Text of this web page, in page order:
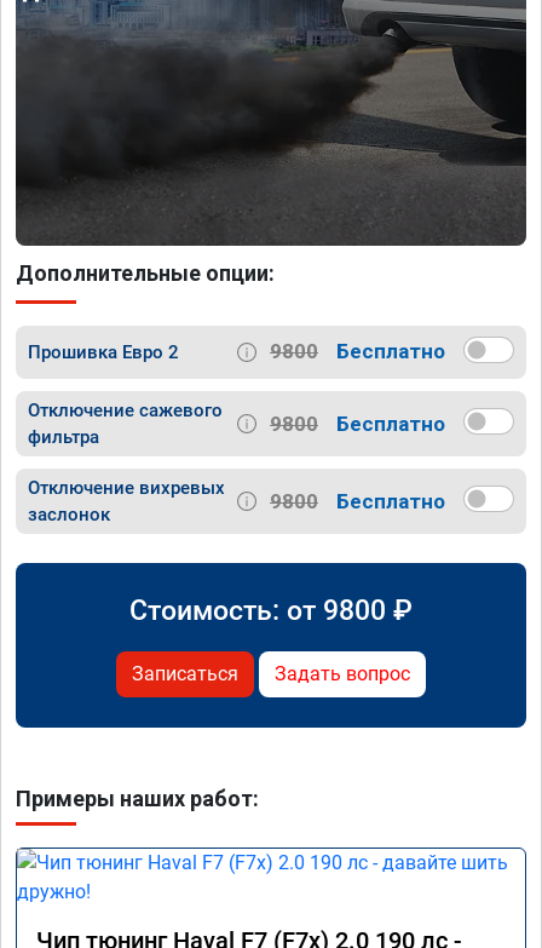
Дополнительные опции:
Прошивка Евро 2 9800 Бесплатно
Отключение сажевого
фильтра
9800 Бесплатно
Отключение вихревых
заслонок
9800 Бесплатно
Стоимость: от 9800 ₽
Записаться Задать вопрос
Примеры наших работ:
Чип тюнинг Haval F7 (F7x) 2.0 190 лс -